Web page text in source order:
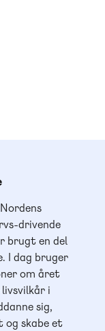
drivende
brugt en del
I dag bruger
om året
i
sig,
og skabe et